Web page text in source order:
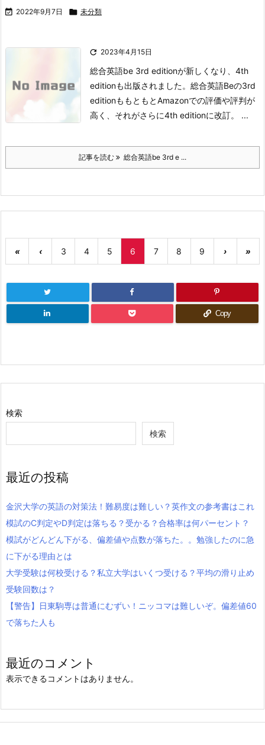
 2022年9月7日  未分類
 2023年4月15日
総合英語be 3rd editionが新しくなり、4th
editionも出版されました。 総合英語Beの3rd
editionももともとAmazonでの評価や評判が
高く、それがさらに4th editionに改訂。 ...
記事を読む 総合英語be 3rd e ...
« ‹ 3 4 5 6 7 8 9 › »
Copy
検索
検索
最近の投稿
金沢大学の英語の対策法！難易度は難しい？英作文の参考書はこれ
模試のC判定やD判定は落ちる？受かる？合格率は何パーセント？
模試がどんどん下がる、偏差値や点数が落ちた。。勉強したのに急
に下がる理由とは
大学受験は何校受ける？私立大学はいくつ受ける？平均の滑り止め
受験回数は？
【警告】日東駒専は普通にむずい！ニッコマは難しいぞ。偏差値60
で落ちた人も
最近のコメント
表示できるコメントはありません。